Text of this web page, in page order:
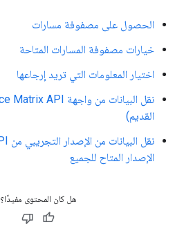
الحصول على مصفوفة مسارات
خيارات مصفوفة المسارات المتاحة
اختيار المعلومات التي تريد إرجاعها
القديم)
الإصدار المتاح للجميع
هل كان المحتوى مفيدًا؟